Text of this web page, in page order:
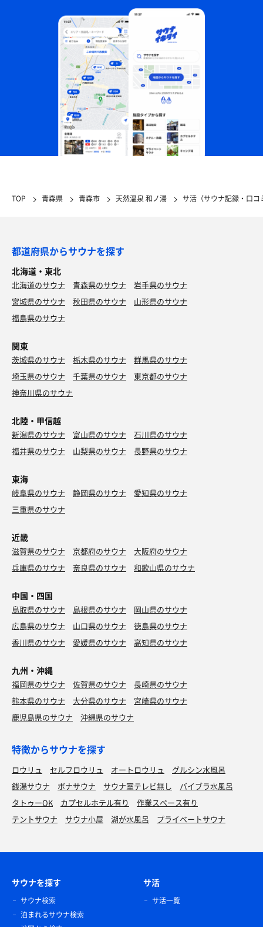
TOP 青森県 青森市 天然温泉 和ノ湯 サ活（サウナ記録・口コ
都道府県からサウナを探す
北海道・東北
北海道のサウナ 青森県のサウナ
岩手県のサウナ
宮城県のサウナ
秋田県のサウナ
山形県のサウナ
福島県のサウナ
関東
茨城県のサウナ 栃木県のサウナ
群馬県のサウナ
埼玉県のサウナ
千葉県のサウナ
東京都のサウナ
神奈川県のサウナ
北陸・甲信越
新潟県のサウナ 富山県のサウナ
石川県のサウナ
福井県のサウナ
山梨県のサウナ 長野県のサウナ
東海
岐阜県のサウナ 静岡県のサウナ
愛知県のサウナ
三重県のサウナ
近畿
滋賀県のサウナ 京都府のサウナ
大阪府のサウナ
兵庫県のサウナ
奈良県のサウナ 和歌山県のサウナ
中国・四国
鳥取県のサウナ 島根県のサウナ
岡山県のサウナ
広島県のサウナ
山口県のサウナ
徳島県のサウナ
香川県のサウナ
愛媛県のサウナ 高知県のサウナ
九州・沖縄
福岡県のサウナ 佐賀県のサウナ
長崎県のサウナ
熊本県のサウナ
大分県のサウナ
宮崎県のサウナ
鹿児島県のサウナ
沖縄県のサウナ
特徴からサウナを探す
ロウリュ セルフロウリュ オートロウリュ
グルシン水風呂
銭湯サウナ
ボナサウナ サウナ室テレビ無し
バイブラ水風呂
タトゥーOK
カプセルホテル有り
作業スペース有り
テントサウナ
サウナ小屋 湖が水風呂 プライベートサウナ
サウナを探す
サウナ検索
泊まれるサウナ検索
サ活
サ活一覧